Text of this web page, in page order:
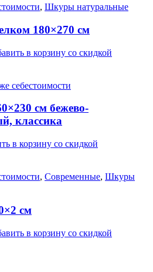
, Шкуры натуральные
180×270 см
в корзину со скидкой
себестоимости
см бежево-
классика
в корзину со скидкой
, Современные, Шкуры
см
в корзину со скидкой